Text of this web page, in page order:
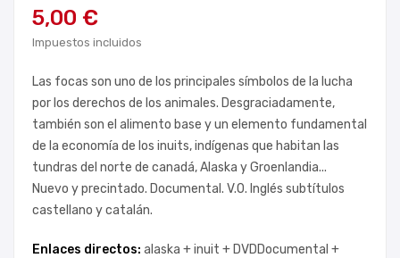
5,00 €
Impuestos incluidos
Las focas son uno de los principales símbolos de la lucha
por los derechos de los animales. Desgraciadamente,
también son el alimento base y un elemento fundamental
de la economía de los inuits, indígenas que habitan las
tundras del norte de canadá, Alaska y Groenlandia...
Nuevo y precintado. Documental. V.O. Inglés subtítulos
castellano y catalán.
Enlaces directos: alaska +inuit + DVDDocumental +